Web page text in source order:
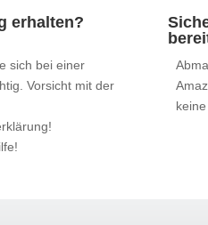
erhalten?
sich bei einer
Vorsicht mit der